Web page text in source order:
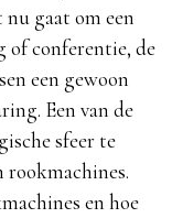
gaat om een
of conferentie, de
een gewoon
Een van de
sfeer te
rookmachines.
en hoe